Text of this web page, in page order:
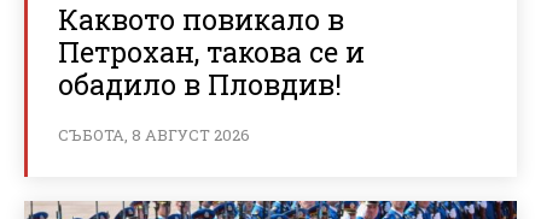
Каквото повикало в
Петрохан, такова се и
обадило в Пловдив!
СЪБОТА, 8 АВГУСТ 2026